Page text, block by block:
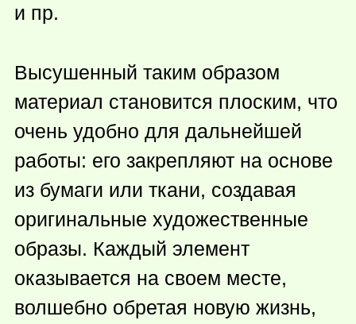
и пр.
Высушенный таким образом
материал становится плоским, что
очень удобно для дальнейшей
работы: его закрепляют на основе
из бумаги или ткани, создавая
оригинальные художественные
образы. Каждый элемент
оказывается на своем месте,
волшебно обретая новую жизнь,